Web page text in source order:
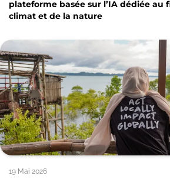
plateforme basée sur l’IA dédiée au
climat et de la nature
19 Mai 2026